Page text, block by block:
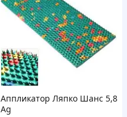
Аппликатор Ляпко Шанс 5,8
Ag